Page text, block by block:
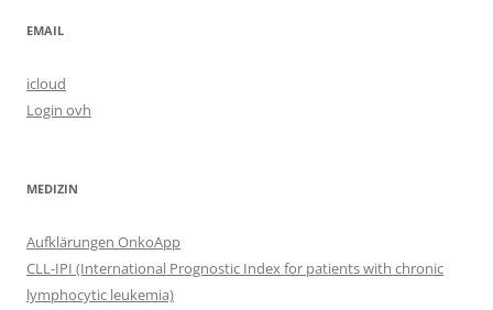
EMAIL
icloud
Login ovh
MEDIZIN
Aufklärungen OnkoApp
CLL-IPI (International Prognostic Index for patients with chronic
lymphocytic leukemia)